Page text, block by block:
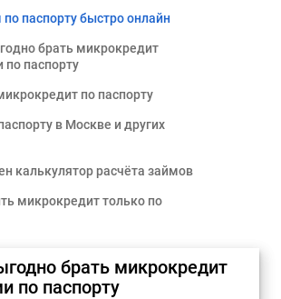
по паспорту быстро онлайн
брать микрокредит
паспорту
по паспорту
в Москве и других
калькулятор расчёта займов
микрокредит только по
брать микрокредит
по паспорту